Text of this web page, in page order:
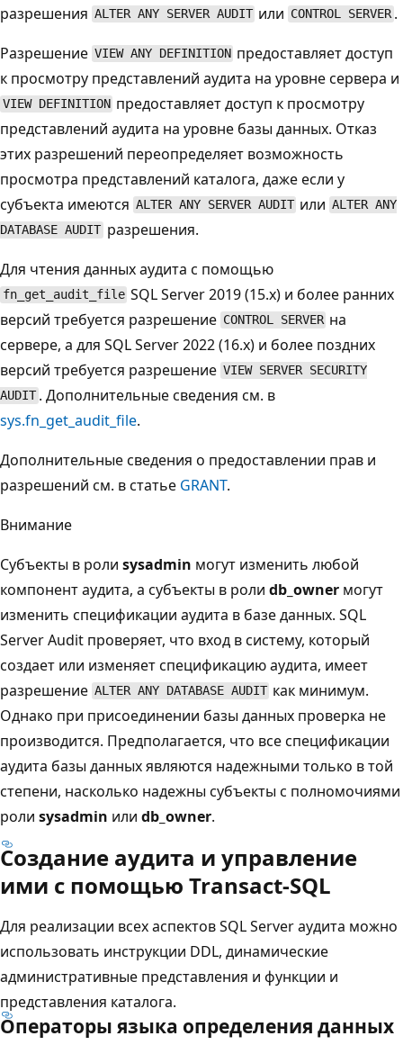
разрешения ALTER ANY SERVER AUDIT или CONTROL SERVER .
Разрешение VIEW ANY DEFINITION предоставляет доступ
к просмотру представлений аудита на уровне сервера и
VIEW DEFINITION предоставляет доступ к просмотру
представлений аудита на уровне базы данных. Отказ
этих разрешений переопределяет возможность
просмотра представлений каталога, даже если у
субъекта имеются ALTER ANY SERVER AUDIT или ALTER ANY
DATABASE AUDIT разрешения.
Для чтения данных аудита с помощью
fn_get_audit_file SQL Server 2019 (15.x) и более ранних
версий требуется разрешение CONTROL SERVER на
сервере, а для SQL Server 2022 (16.x) и более поздних
версий требуется разрешение VIEW SERVER SECURITY
AUDIT . Дополнительные сведения см. в
sys.fn_get_audit_file.
Дополнительные сведения о предоставлении прав и
разрешений см. в статье GRANT.
Внимание
Субъекты в роли sysadmin могут изменить любой
компонент аудита, а субъекты в роли db_owner могут
изменить спецификации аудита в базе данных. SQL
Server Audit проверяет, что вход в систему, который
создает или изменяет спецификацию аудита, имеет
разрешение ALTER ANY DATABASE AUDIT как минимум.
Однако при присоединении базы данных проверка не
производится. Предполагается, что все спецификации
аудита базы данных являются надежными только в той
степени, насколько надежны субъекты с полномочиями
роли sysadmin или db_owner.
Создание аудита и управление
ими с помощью Transact-SQL
Для реализации всех аспектов SQL Server аудита можно
использовать инструкции DDL, динамические
административные представления и функции и
представления каталога.
Операторы языка определения данных